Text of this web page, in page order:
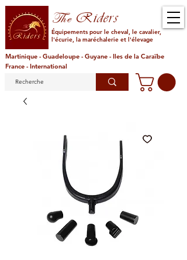
TheRiders
Équipements pour le cheval, le cavalier,
l'écurie, la maréchalerie et l'élevage
Martinique - Guadeloupe - Guyane - Iles de la Caraïbe
France - International